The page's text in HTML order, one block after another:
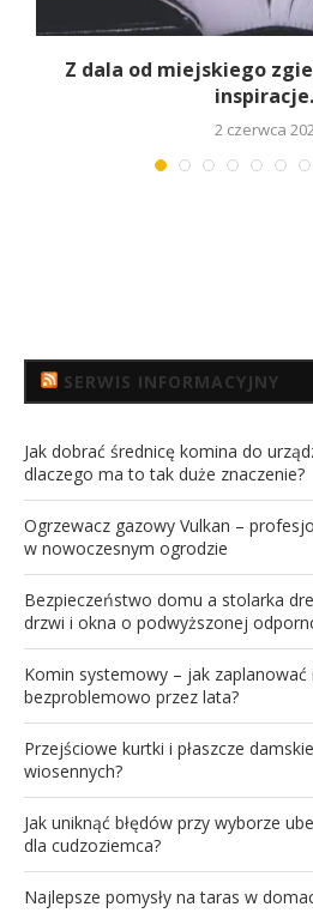
Z dala od miejskiego
2 czerwca
SERWIS INFORMACYJNY
Jak dobrać średnicę komina do
dlaczego ma to tak duże znaczenie?
Ogrzewacz gazowy Vulkan –
w nowoczesnym ogrodzie
Bezpieczeństwo domu a stolarka
drzwi i okna o podwyższonej
Komin systemowy – jak zaplanować
bezproblemowo przez lata?
Przejściowe kurtki i płaszcze
wiosennych?
Jak uniknąć błędów przy wyborze
dla cudzoziemca?
Najlepsze pomysły na taras w